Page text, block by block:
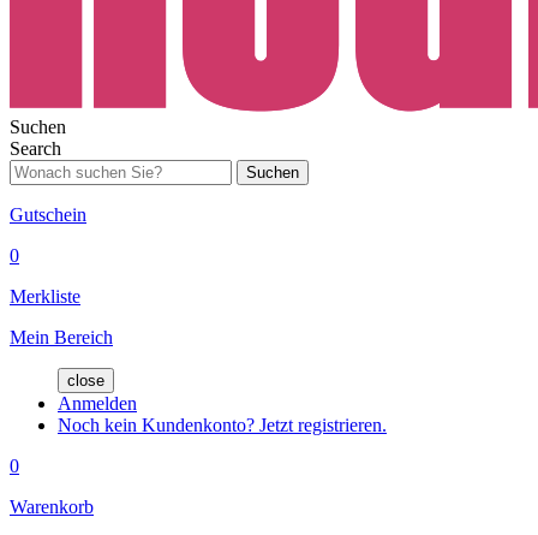
Suchen
Search
Suchen
Gutschein
0
Merkliste
Mein Bereich
close
Anmelden
Noch kein Kundenkonto? Jetzt registrieren.
0
Warenkorb